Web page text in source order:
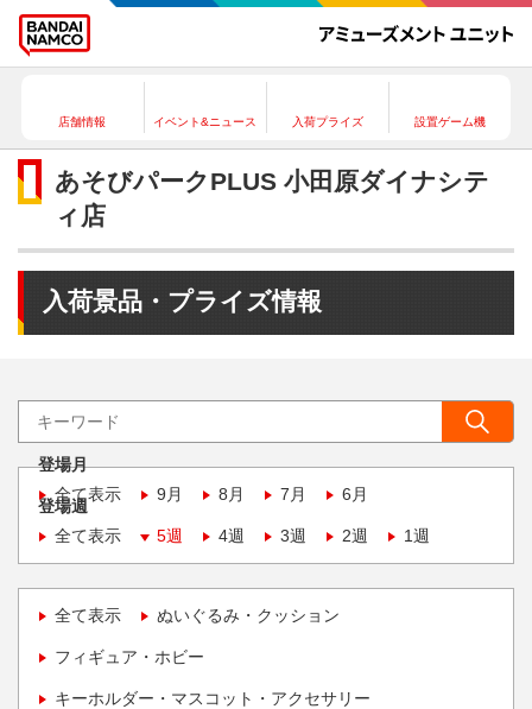
店舗情報 イベント&ニュース 入荷プライズ 設置ゲーム機
あそびパークPLUS 小田原ダイナシテ
ィ店
入荷景品・プライズ情報
登場月
全て表示
9月 8月 7月 6月
登場週
全て表示
5週 4週 3週 2週 1週
全て表示 ぬいぐるみ・クッション
フィギュア・ホビー
キーホルダー・マスコット・アクセサリー